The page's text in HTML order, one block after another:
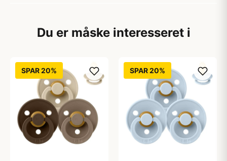
Du er måske interesseret i
SPAR 20% SPAR 20%